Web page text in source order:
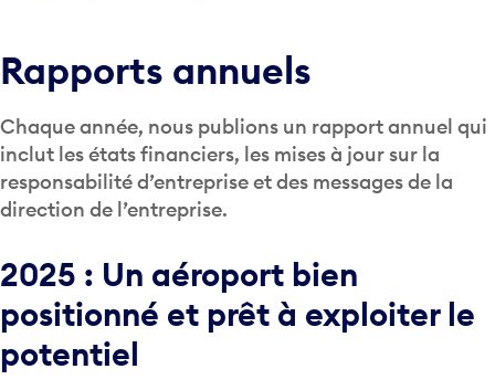
Rapports annuels
Chaque année, nous publions un rapport annuel qui
inclut les états financiers, les mises à jour sur la
responsabilité d’entreprise et des messages de la
direction de l’entreprise.
2025 : Un aéroport bien
positionné et prêt à exploiter le
potentiel